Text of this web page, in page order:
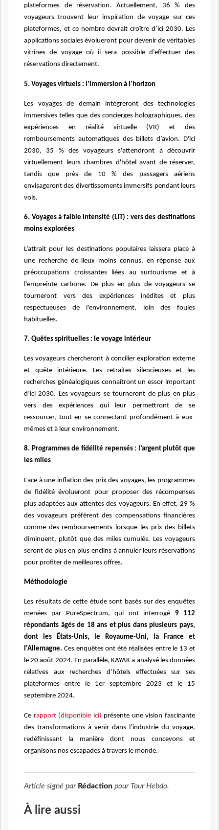
plateformes de réservation. Actuellement, 36 % des
voyageurs trouvent leur inspiration de voyage sur ces
plateformes, et ce nombre devrait croître d’ici 2030. Les
applications sociales évolueront pour devenir de véritables
vitrines de voyage où il sera possible d’effectuer des
réservations directement.
5. Voyages virtuels : l’immersion à l'horizon
Les voyages de demain intègreront des technologies
immersives telles que des concierges holographiques, des
expériences en réalité virtuelle (VR) et des
remboursements automatiques des billets d’avion. D'ici
2030, 35 % des voyageurs s'attendront à découvrir
virtuellement leurs chambres d'hôtel avant de réserver,
tandis que près de 10 % des passagers aériens
envisageront des divertissements immersifs pendant leurs
vols.
6. Voyages à faible intensité (LIT) : vers des destinations
moins explorées
L’attrait pour les destinations populaires laissera place à
une recherche de lieux moins connus, en réponse aux
préoccupations croissantes liées au surtourisme et à
l'empreinte carbone. De plus en plus de voyageurs se
tourneront vers des expériences inédites et plus
respectueuses de l'environnement, loin des foules
habituelles.
7. Quêtes spirituelles : le voyage intérieur
Les voyageurs chercheront à concilier exploration externe
et quête intérieure. Les retraites silencieuses et les
recherches généalogiques connaîtront un essor important
d’ici 2030. Les voyageurs se tourneront de plus en plus
vers des expériences qui leur permettront de se
ressourcer, tout en se connectant profondément à eux-
mêmes et à leur environnement.
8. Programmes de fidélité repensés : l’argent plutôt que
les miles
Face à une inflation des prix des voyages, les programmes
de fidélité évolueront pour proposer des récompenses
plus adaptées aux attentes des voyageurs. En effet, 29 %
des voyageurs préfèrent des compensations financières
comme des remboursements lorsque les prix des billets
diminuent, plutôt que des miles cumulés. Les voyageurs
seront de plus en plus enclins à annuler leurs réservations
pour profiter de meilleures offres.
Méthodologie
Les résultats de cette étude sont basés sur des enquêtes
menées par PureSpectrum, qui ont interrogé 9 112
répondants âgés de 18 ans et plus dans plusieurs pays,
dont les États-Unis, le Royaume-Uni, la France et
l'Allemagne. Ces enquêtes ont été réalisées entre le 13 et
le 20 août 2024. En parallèle, KAYAK a analysé les données
relatives aux recherches d’hôtels effectuées sur ses
plateformes entre le 1er septembre 2023 et le 15
septembre 2024.
Ce rapport (disponible ici) présente une vision fascinante
des transformations à venir dans l’industrie du voyage,
redéfinissant la manière dont nous concevons et
organisons nos escapades à travers le monde.
Article signé par Rédaction pour Tour Hebdo.
À lire aussi